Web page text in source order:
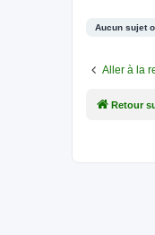
Aucun sujet
Aller à la
Retour